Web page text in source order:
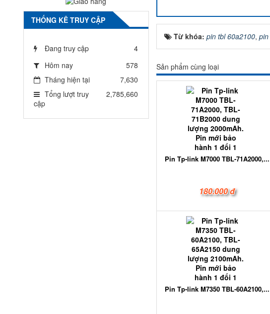
Từ khóa: pin tbl 60a2100,
Sản phẩm cùng loại
Pin Tp-link M7000 TBL-71A2000,...
180.000 đ
Pin Tp-link M7350 TBL-60A2100,...
THỐNG KÊ TRUY CẬP
Đang truy cập
4
Hôm nay
578
Tháng hiện tại
7,630
Tổng lượt truy
cập
2,785,660